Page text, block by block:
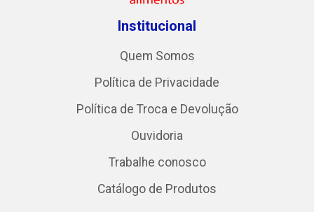
Institucional
Quem Somos
Política de Privacidade
Política de Troca e Devolução
Ouvidoria
Trabalhe conosco
Catálogo de Produtos